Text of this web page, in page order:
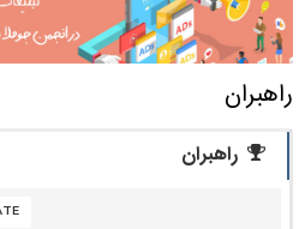
راهبران
راهبران